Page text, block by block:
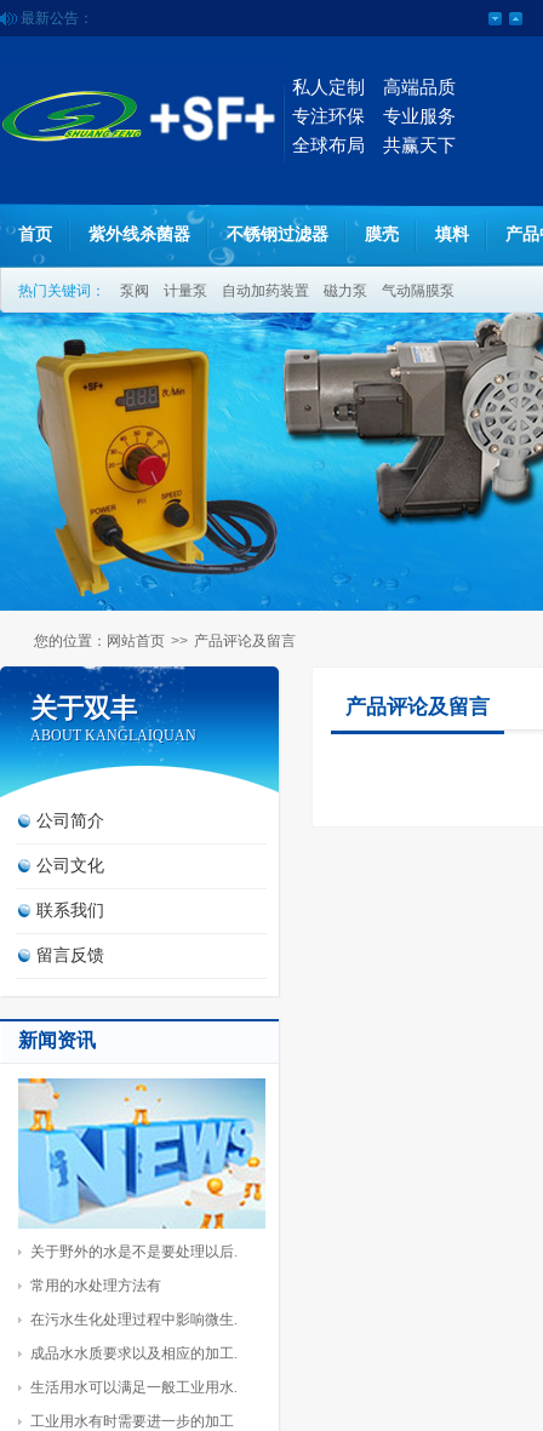
最新公告：
私人定制 高端品质
专注环保 专业服务
全球布局 共赢天下
首页 紫外线杀菌器 不锈钢过滤器 膜壳 填料 产
热门关键词： 泵阀 计量泵 自动加药装置 磁力泵 气动隔膜泵
您的位置： 网站首页 >> 产品评论及留言
关于双丰
ABOUT KANGLAIQUAN
关于双丰
ABOUT KANGLAIQUAN
公司简介
公司文化
联系我们
留言反馈
新闻资讯
关于野外的水是不是要处理以后.
常用的水处理方法有
在污水生化处理过程中影响微生.
成品水水质要求以及相应的加工.
生活用水可以满足一般工业用水.
工业用水有时需要进一步的加工
产品评论及留言